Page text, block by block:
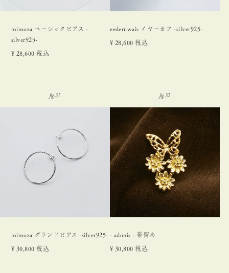
mimoza ベーシックピアス -
silver925-
¥ 28,600 税込
eederuwais イヤーカフ -silver925-
¥ 28,600 税込
mimoza グランドピアス -silver925-
¥ 30,800 税込
- adonis - 帯留め
¥ 30,800 税込